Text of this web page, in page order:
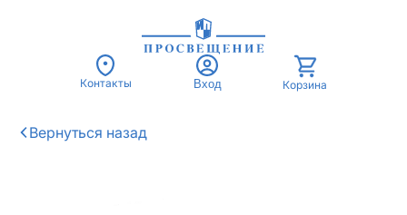
Контакты Вход Корзина